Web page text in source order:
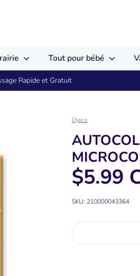
Tout pour bébé
Rapide et Gratuit
Djeco
$5.99
SKU: 210000043364